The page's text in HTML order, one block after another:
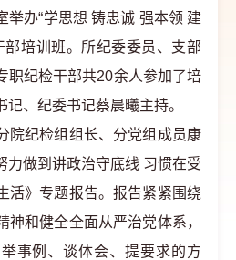
举办“学思想 铸忠诚 强本领 建
部培训班。所纪委委员、支部
职纪检干部共20余人参加了培
、纪委书记蔡晨曦主持。
纪检组组长、分党组成员康
力做到讲政治守底线 习惯在受
活》专题报告。报告紧紧围绕
神和健全全面从严治党体系，
事例、谈体会、提要求的方